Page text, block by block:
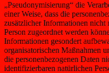
„Pseudonymisierung“ die
einer Weise, dass die
zusätzlicher Informationen nicht
Person zugeordnet werden
Informationen gesondert
organisatorischen Maßnahmen
die personenbezogenen Daten
identifizierbaren natürlichen